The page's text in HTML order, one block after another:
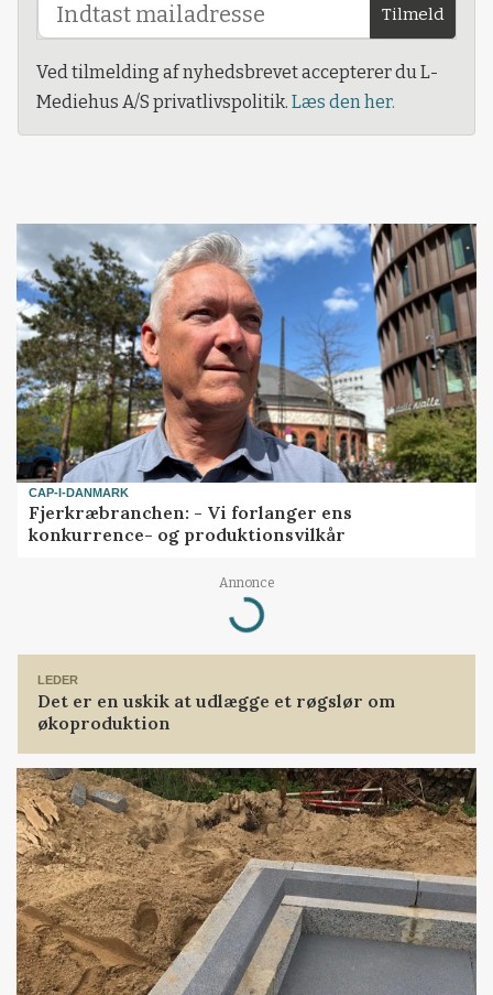
Tilmeld
Ved tilmelding af nyhedsbrevet accepterer du L-
Mediehus A/S privatlivspolitik. Læs den her.
CAP-I-DANMARK
Fjerkræbranchen: - Vi forlanger ens
konkurrence- og produktionsvilkår
Annonce
Loading...
LEDER
Det er en uskik at udlægge et røgslør om
økoproduktion